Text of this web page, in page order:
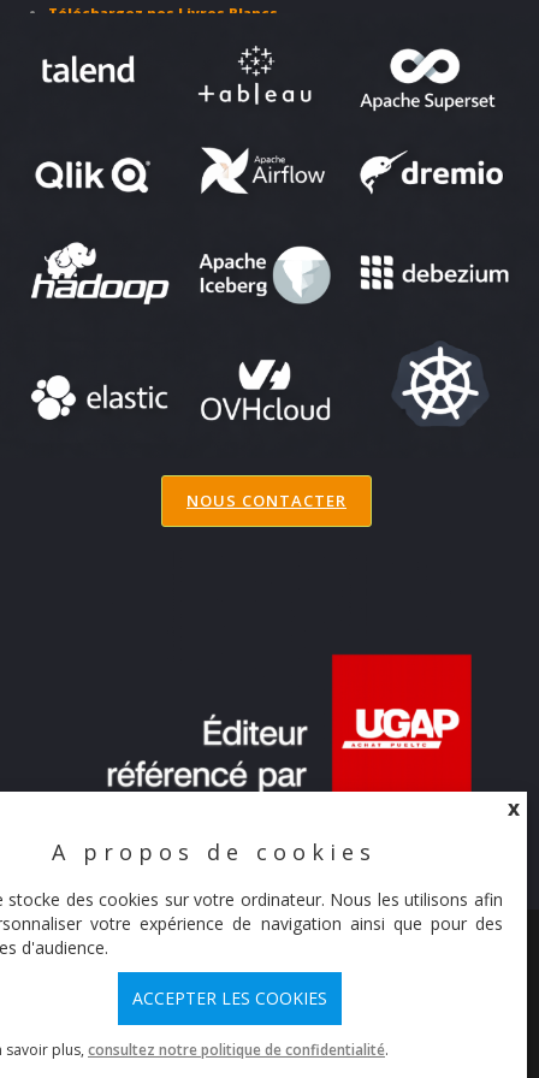
X
A propos de cookies
stocke des cookies sur votre ordinateur. Nous les utilisons afin
votre expérience de navigation ainsi que pour des
d'audience.
ACCEPTER LES COOKIES
savoir plus, consultez notre politique de confidentialité.
Téléchargez nos Livres Blancs
NOUS CONTACTER
© Synaltic 2026